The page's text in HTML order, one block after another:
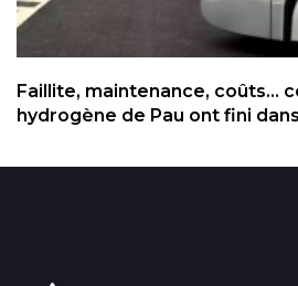
Faillite, maintenance, coûts...
hydrogène de Pau ont fini